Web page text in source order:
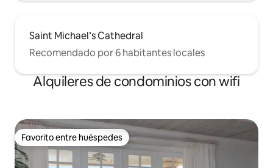
Saint Michael’s Cathedral
Recomendado por 6 habitantes locales
Alquileres de condominios con wifi
Favorito entre huéspedes
Favorito entre huéspedes